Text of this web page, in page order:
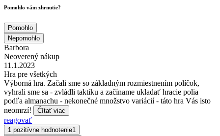
Pomohlo vám zhrnutie?
Pomohlo
Nepomohlo
Barbora
Neoverený nákup
11.1.2023
Hra pre všetkých
Výborná hra. Začali sme so základným rozmiestnením políčok,
vyhrali sme sa - zvládli taktiku a začíname ukladať hracie polia
podľa almanachu - nekonečné množstvo variácií - táto hra Vás isto
neomrzí!
Čítať viac
reagovať
1 pozitívne hodnotenie1